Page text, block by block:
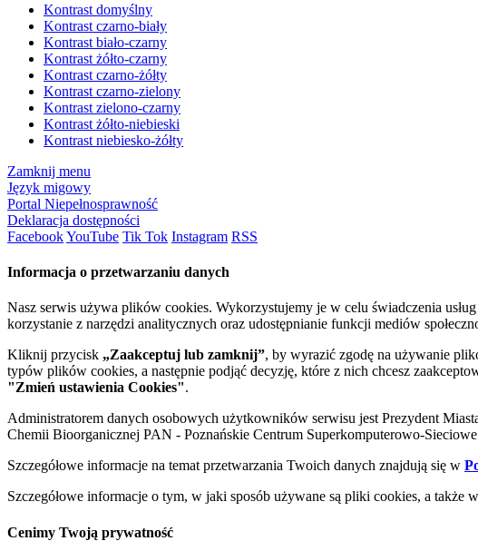
Kontrast domyślny
Kontrast czarno-biały
Kontrast biało-czarny
Kontrast żółto-czarny
Kontrast czarno-żółty
Kontrast czarno-zielony
Kontrast zielono-czarny
Kontrast żółto-niebieski
Kontrast niebiesko-żółty
Zamknij menu
Język migowy
Portal Niepełnosprawność
Deklaracja dostępności
FacebookYouTube Tik Tok Instagram RSS
Informacja o przetwarzaniu danych
Nasz serwis używa plików cookies. Wykorzystujemy je w celu świadczenia
korzystanie z narzędzi analitycznych oraz udostępnianie funkcji mediów
Kliknij przycisk „Zaakceptuj lub zamknij”, by wyrazić zgodę na używanie
typów plików cookies, a następnie podjąć decyzję, które z nich chcesz
"Zmień ustawienia Cookies".
Administratorem danych osobowych użytkowników serwisu jest Prezydent
Chemii Bioorganicznej PAN - Poznańskie Centrum Superkomputerowo-
Szczegółowe informacje na temat przetwarzania Twoich danych znajdują się w
Szczegółowe informacje o tym, w jaki sposób używane są pliki cookies, a także
Cenimy Twoją prywatność